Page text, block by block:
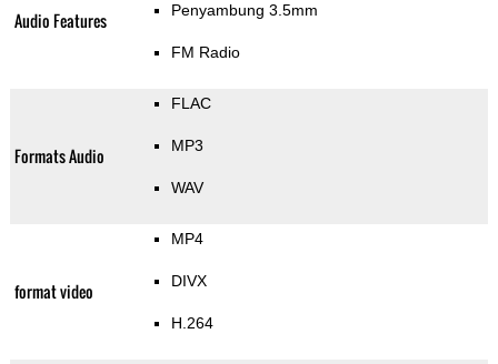
Audio Features Penyambung 3.5mm
FM Radio
Formats Audio
FLAC
MP3
WAV
format video
MP4
DIVX
H.264